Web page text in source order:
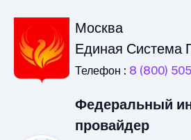
Москва
Единая Система
Телефон : 8 (800)
Федеральный
провайдер